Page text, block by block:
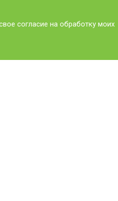
согласие на обработку моих